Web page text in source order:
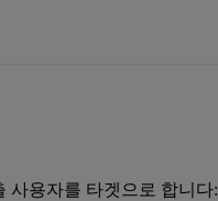
사용자를 타겟으로 합니다: